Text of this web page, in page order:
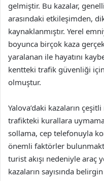
gelmiştir. Bu kazalar,
arasındaki etkileşimden,
kaynaklanmıştır. Yerel
boyunca birçok kaza
yaralanan ile hayatını
kentteki trafik güvenliği
olmuştur.
Yalova’daki kazaların
trafikteki kurallara
sollama, cep telefonuyla
önemli faktörler
turist akışı nedeniyle araç
kazaların sayısında